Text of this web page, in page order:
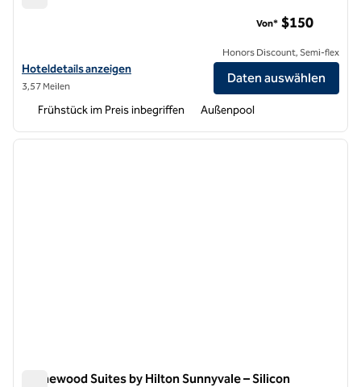
Hoteldetails für Homewood Suites by Hilton Palo Alto anzeigen
Hoteldetails anzeigen
3,57 Meilen
Von* $150
Honors Discount, Semi-flex
Daten auswählen
Frühstück im Preis inbegriffen Außenpool
1 von 12
Homewood Suites by Hilton Sunnyvale – Silicon